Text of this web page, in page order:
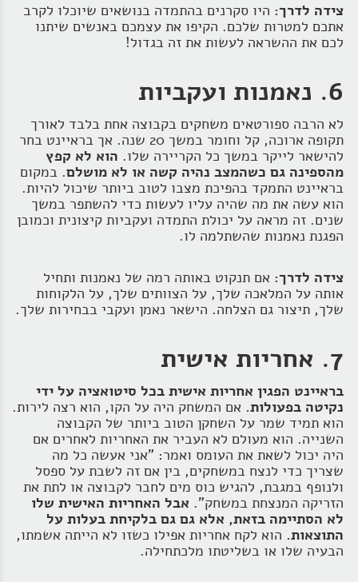
צידה לדרך: היו סקרנים בהתמדה בנושאים שיוכלו לקרב
אתכם למטרות שלכם. הקיפו את עצמכם באנשים שיתנו
לכם את ההשראה לעשות את זה בגדול!
6. נאמנות ועקביות
לא הרבה ספורטאים משחקים בקבוצה אחת בלבד לאורך
תקופה ארוכה, קל וחומר במשך 20 שנה. אך בראיינט בחר
להישאר לייקר במשך כל הקריירה שלו. הוא לא קפץ
מהספינה גם כשהמצב נהיה קשה או לא מושלם. במקום
בראיינט התמקד בהפיכת מצבו לטוב ביותר שיכול להיות.
הוא עשה את מה שהיה עליו לעשות כדי להשתפר במשך
שנים. זה מראה על יכולת התמדה ועקביות קיצונית וכמובן
הפגנת נאמנות שהשתלמה לו.
צידה לדרך: אם תנקוט באותה רמה של נאמנות ותחיל
אותה על המלאכה שלך, על הצוותים שלך, על הלקוחות
שלך, תיצור גם הצלחה. הישאר נאמן ועקבי בבחירות שלך.
7. אחריות אישית
בראיינט הפגין אחריות אישית בכל סיטואציה על ידי
נקיטה בפעולות. אם המשחק היה על הקו, הוא רצה לירות.
הוא תמיד שמר על השחקן הטוב ביותר של הקבוצה
השנייה. הוא מעולם לא העביר את האחריות לאחרים אם
היה יכול לשאת את העומס ואמר: "אני אעשה כל מה
שצריך כדי לנצח במשחקים, בין אם זה לשבת על ספסל
ולנופף במגבת, להגיש כוס מים לחבר לקבוצה או לתת את
הזריקה המנצחת במשחק". אבל האחריות האישית שלו
לא הסתיימה בזאת, אלא גם גם בלקיחת בעלות על
התוצאות. הוא לקח אחריות אפילו כשזו לא הייתה אשמתו,
הבעיה שלו או בשליטתו מלכתחילה.